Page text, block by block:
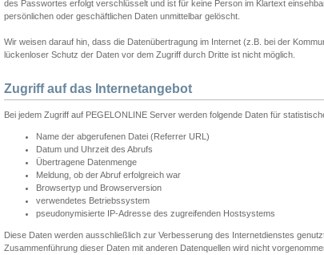
des Passwortes erfolgt verschlüsselt und ist für keine Person im Klartext
persönlichen oder geschäftlichen Daten unmittelbar gelöscht.
Wir weisen darauf hin, dass die Datenübertragung im Internet (z.B. bei der
lückenloser Schutz der Daten vor dem Zugriff durch Dritte ist nicht möglich.
Zugriff auf das Internetangebot
Bei jedem Zugriff auf PEGELONLINE Server werden folgende Daten für
Name der abgerufenen Datei (Referrer URL)
Datum und Uhrzeit des Abrufs
Übertragene Datenmenge
Meldung, ob der Abruf erfolgreich war
Browsertyp und Browserversion
verwendetes Betriebssystem
pseudonymisierte IP-Adresse des zugreifenden Hostsystems
Diese Daten werden ausschließlich zur Verbesserung des Internetdienstes
Zusammenführung dieser Daten mit anderen Datenquellen wird nicht